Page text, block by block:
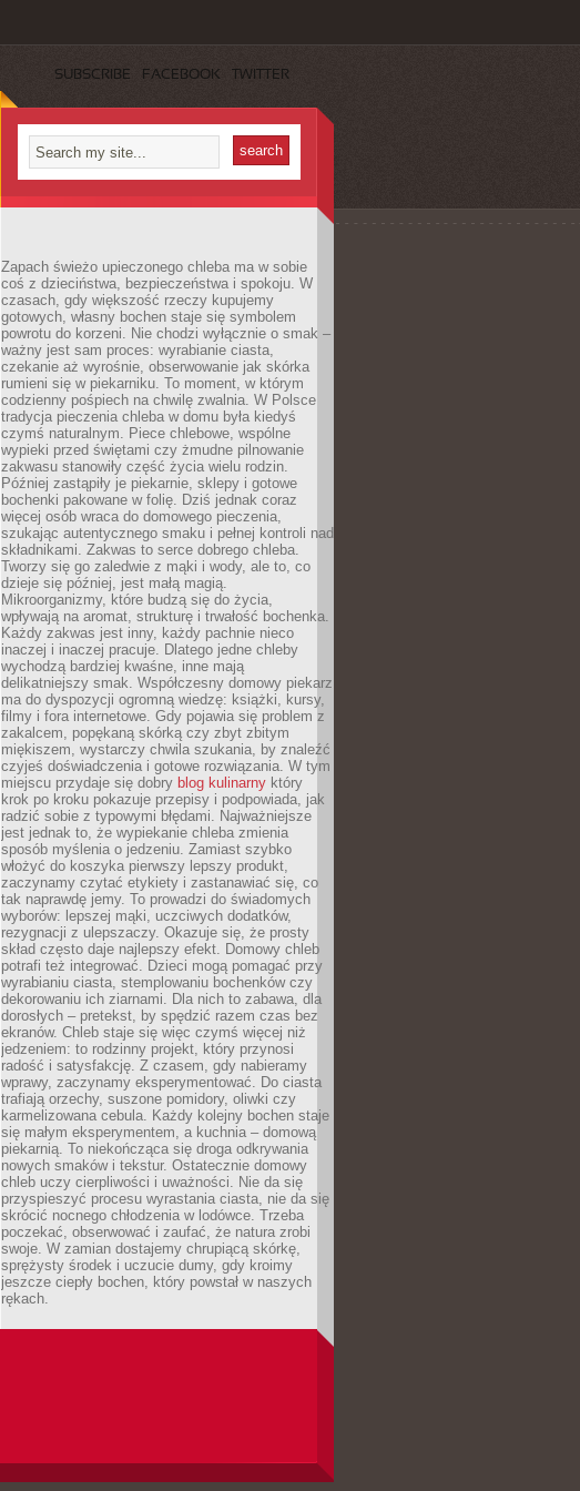
SUBSCRIBE FACEBOOK TWITTER
Zapach świeżo upieczonego chleba ma w sobie
coś z dzieciństwa, bezpieczeństwa i spokoju. W
czasach, gdy większość rzeczy kupujemy
gotowych, własny bochen staje się symbolem
powrotu do korzeni. Nie chodzi wyłącznie o smak –
ważny jest sam proces: wyrabianie ciasta,
czekanie aż wyrośnie, obserwowanie jak skórka
rumieni się w piekarniku. To moment, w którym
codzienny pośpiech na chwilę zwalnia. W Polsce
tradycja pieczenia chleba w domu była kiedyś
czymś naturalnym. Piece chlebowe, wspólne
wypieki przed świętami czy żmudne pilnowanie
zakwasu stanowiły część życia wielu rodzin.
Później zastąpiły je piekarnie, sklepy i gotowe
bochenki pakowane w folię. Dziś jednak coraz
więcej osób wraca do domowego pieczenia,
szukając autentycznego smaku i pełnej kontroli nad
składnikami. Zakwas to serce dobrego chleba.
Tworzy się go zaledwie z mąki i wody, ale to, co
dzieje się później, jest małą magią.
Mikroorganizmy, które budzą się do życia,
wpływają na aromat, strukturę i trwałość bochenka.
Każdy zakwas jest inny, każdy pachnie nieco
inaczej i inaczej pracuje. Dlatego jedne chleby
wychodzą bardziej kwaśne, inne mają
delikatniejszy smak. Współczesny domowy piekarz
ma do dyspozycji ogromną wiedzę: książki, kursy,
filmy i fora internetowe. Gdy pojawia się problem z
zakalcem, popękaną skórką czy zbyt zbitym
miękiszem, wystarczy chwila szukania, by znaleźć
czyjeś doświadczenia i gotowe rozwiązania. W tym
miejscu przydaje się dobry blog kulinarny który
krok po kroku pokazuje przepisy i podpowiada, jak
radzić sobie z typowymi błędami. Najważniejsze
jest jednak to, że wypiekanie chleba zmienia
sposób myślenia o jedzeniu. Zamiast szybko
włożyć do koszyka pierwszy lepszy produkt,
zaczynamy czytać etykiety i zastanawiać się, co
tak naprawdę jemy. To prowadzi do świadomych
wyborów: lepszej mąki, uczciwych dodatków,
rezygnacji z ulepszaczy. Okazuje się, że prosty
skład często daje najlepszy efekt. Domowy chleb
potrafi też integrować. Dzieci mogą pomagać przy
wyrabianiu ciasta, stemplowaniu bochenków czy
dekorowaniu ich ziarnami. Dla nich to zabawa, dla
dorosłych – pretekst, by spędzić razem czas bez
ekranów. Chleb staje się więc czymś więcej niż
jedzeniem: to rodzinny projekt, który przynosi
radość i satysfakcję. Z czasem, gdy nabieramy
wprawy, zaczynamy eksperymentować. Do ciasta
trafiają orzechy, suszone pomidory, oliwki czy
karmelizowana cebula. Każdy kolejny bochen staje
się małym eksperymentem, a kuchnia – domową
piekarnią. To niekończąca się droga odkrywania
nowych smaków i tekstur. Ostatecznie domowy
chleb uczy cierpliwości i uważności. Nie da się
przyspieszyć procesu wyrastania ciasta, nie da się
skrócić nocnego chłodzenia w lodówce. Trzeba
poczekać, obserwować i zaufać, że natura zrobi
swoje. W zamian dostajemy chrupiącą skórkę,
sprężysty środek i uczucie dumy, gdy kroimy
jeszcze ciepły bochen, który powstał w naszych
rękach.